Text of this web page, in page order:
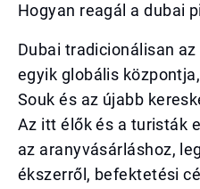
Hogyan reagál a dubai
Dubai tradicionálisan
egyik globális
Souk és az újabb
Az itt élők és a turisták
az aranyvásárláshoz,
ékszerről, befektetési